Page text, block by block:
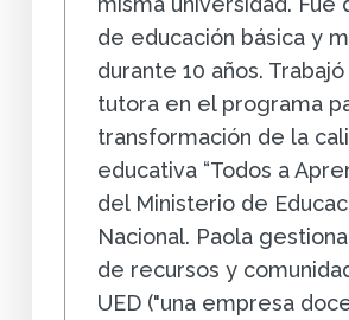
de educación básica y
durante 10 años.
tutora en el programa
transformación de la
educativa “Todos a
del Ministerio de
Nacional. Paola
de recursos y
UED ("una empresa